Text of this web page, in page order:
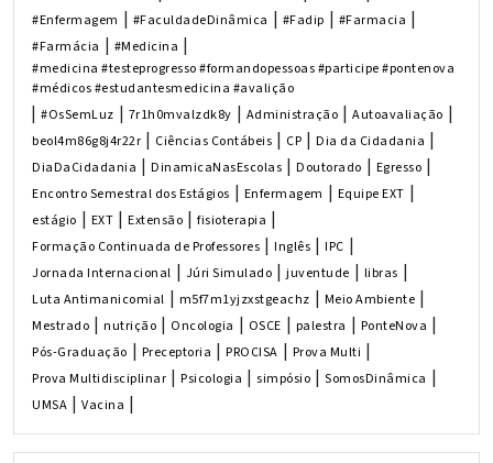
#Enfermagem | #FaculdadeDinâmica | #Fadip | #Farmacia |
#Farmácia | #Medicina |
#medicina #testeprogresso #formandopessoas #participe #pontenova
#médicos #estudantesmedicina #avalição
| #OsSemLuz | 7r1h0mvalzdk8y | Administração | Autoavaliação |
beol4m86g8j4r22r | Ciências Contábeis | CP | Dia da Cidadania |
DiaDaCidadania | DinamicaNasEscolas | Doutorado | Egresso |
Encontro Semestral dos Estágios | Enfermagem | Equipe EXT |
estágio | EXT | Extensão | fisioterapia |
Formação Continuada de Professores | Inglês | IPC |
Jornada Internacional | Júri Simulado | juventude | libras |
Luta Antimanicomial | m5f7m1yjzxstgeachz | Meio Ambiente |
Mestrado | nutrição | Oncologia | OSCE | palestra | PonteNova |
Pós-Graduação | Preceptoria | PROCISA | Prova Multi |
Prova Multidisciplinar | Psicologia | simpósio | SomosDinâmica |
UMSA | Vacina |